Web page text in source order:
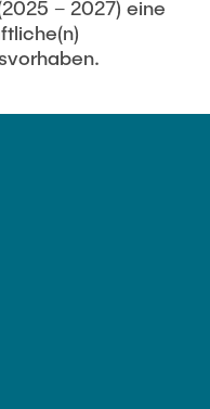
– 2027) eine